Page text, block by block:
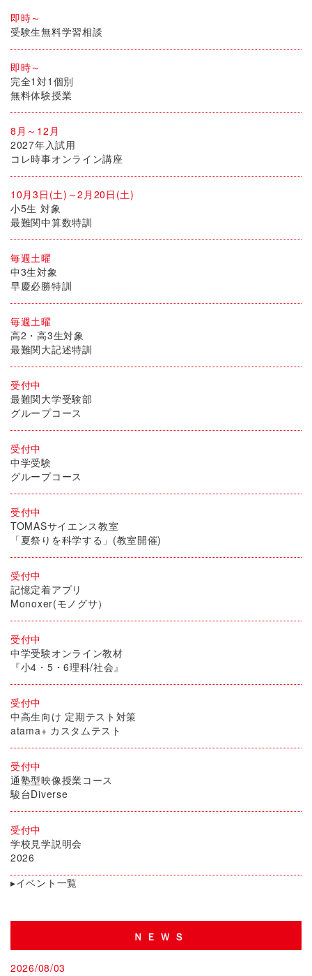
即時～
受験生無料学習相談
即時～
完全1対1個別
無料体験授業
8月～12月
2027年入試用
コレ時事オンライン講座
10月3日(土)～2月20日(土)
小5生 対象
最難関中算数特訓
毎週土曜
中3生対象
早慶必勝特訓
毎週土曜
高2・高3生対象
最難関大記述特訓
受付中
最難関大学受験部
グループコース
受付中
中学受験
グループコース
受付中
TOMASサイエンス教室
「夏祭りを科学する」(教室開催)
受付中
記憶定着アプリ
Monoxer(モノグサ）
受付中
中学受験オンライン教材
『小4・5・6理科/社会』
受付中
中高生向け 定期テスト対策
atama+ カスタムテスト
受付中
通塾型映像授業コース
駿台Diverse
受付中
学校見学説明会
2026
▸イベント一覧
ＮＥＷＳ
2026/08/03